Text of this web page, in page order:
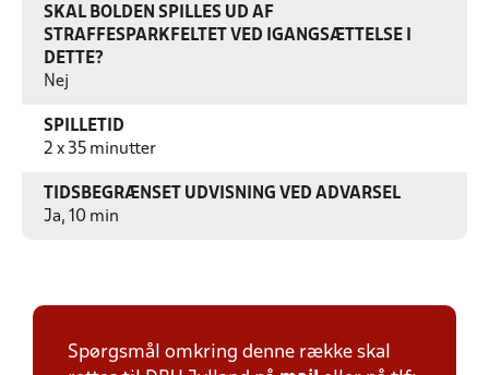
SKAL BOLDEN SPILLES UD AF
STRAFFESPARKFELTET VED IGANGSÆTTELSE I
DETTE?
Nej
SPILLETID
2 x 35 minutter
TIDSBEGRÆNSET UDVISNING VED ADVARSEL
Ja, 10 min
Spørgsmål omkring denne række skal